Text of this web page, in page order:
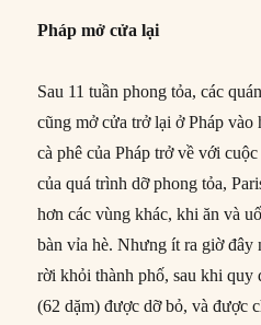
Pháp mở cửa lại
Sau 11 tuần phong tỏa, các
cũng mở cửa trở lại ở Pháp vào
cà phê của Pháp trở về với
của quá trình dỡ phong tỏa,
hơn các vùng khác, khi ăn và
bàn vỉa hè. Nhưng ít ra giờ đây
rời khỏi thành phố, sau khi quy
(62 dặm) được dỡ bỏ, và được